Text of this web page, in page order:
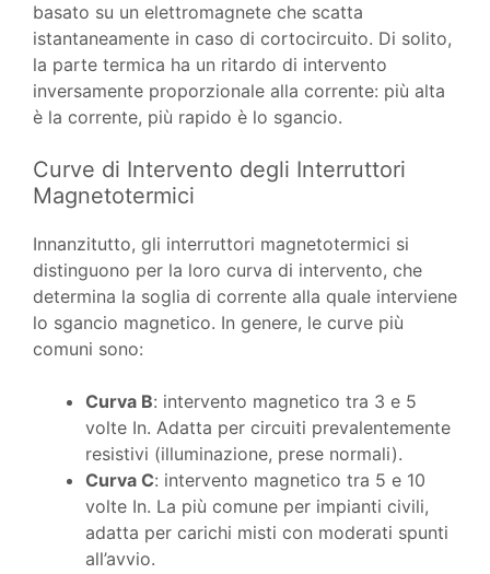
basato su un elettromagnete che scatta
istantaneamente in caso di cortocircuito. Di solito,
la parte termica ha un ritardo di intervento
inversamente proporzionale alla corrente: più alta
è la corrente, più rapido è lo sgancio.
Curve di Intervento degli Interruttori
Magnetotermici
Innanzitutto, gli interruttori magnetotermici si
distinguono per la loro curva di intervento, che
determina la soglia di corrente alla quale interviene
lo sgancio magnetico. In genere, le curve più
comuni sono:
Curva B: intervento magnetico tra 3 e 5
volte In. Adatta per circuiti prevalentemente
resistivi (illuminazione, prese normali).
Curva C: intervento magnetico tra 5 e 10
volte In. La più comune per impianti civili,
adatta per carichi misti con moderati spunti
all’avvio.